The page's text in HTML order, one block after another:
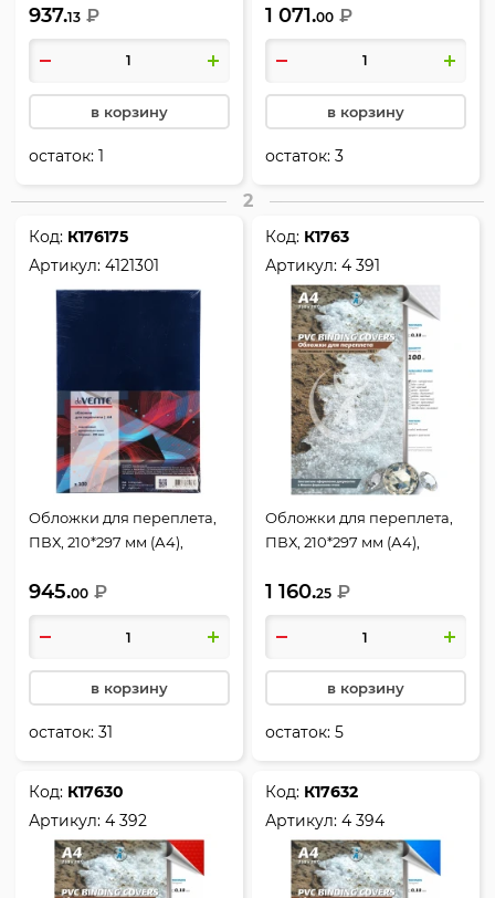
РеалИСТ
937.13 ₽
в корзину
остаток:1
РеалИСТ
1 071.00 ₽
в корзину
остаток:3
2
Код: К176175
Артикул:4121301
Обложки для переплета,
ПВХ, 210*297 мм (А4),
deVENTE
945.00 ₽
в корзину
остаток:31
Код: К1763
Артикул:4 391
Обложки для переплета,
ПВХ, 210*297 мм (А4),
фактура кристалл, 100 шт,
РеалИСТ
1 160.25 ₽
в корзину
остаток:5
Код: К17630
Артикул:4 392
Код: К17632
Артикул:4 394